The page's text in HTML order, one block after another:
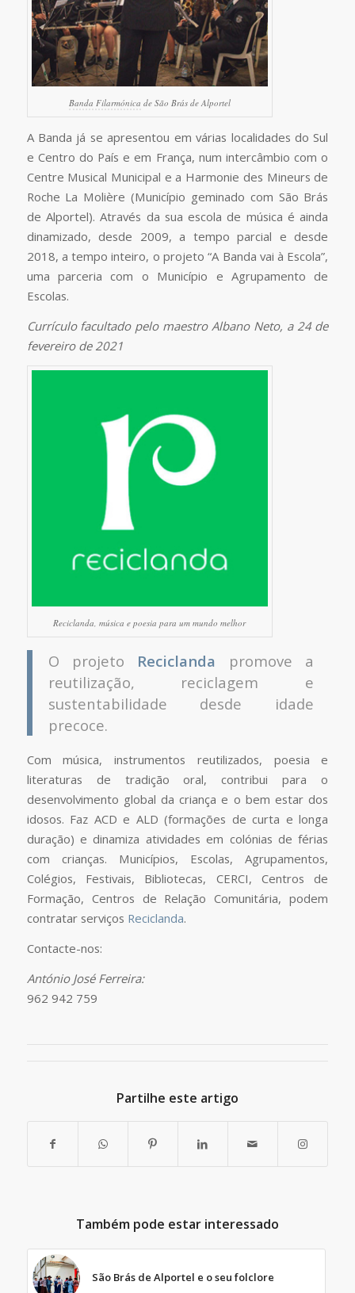
Banda Filarmónica de São Brás de Alportel
A Banda já se apresentou em várias localidades do Sul
e Centro do País e em França, num intercâmbio com o
Centre Musical Municipal e a Harmonie des Mineurs de
Roche La Molière (Município geminado com São Brás
de Alportel). Através da sua escola de música é ainda
dinamizado, desde 2009, a tempo parcial e desde
2018, a tempo inteiro, o projeto “A Banda vai à Escola”,
uma parceria com o Município e Agrupamento de
Escolas.
Currículo facultado pelo maestro Albano Neto, a 24 de
fevereiro de 2021
Reciclanda, música e poesia para um mundo melhor
O projeto Reciclanda promove a
reutilização, reciclagem e
sustentabilidade desde idade
precoce.
Com música, instrumentos reutilizados, poesia e
literaturas de tradição oral, contribui para o
desenvolvimento global da criança e o bem estar dos
idosos. Faz ACD e ALD (formações de curta e longa
duração) e dinamiza atividades em colónias de férias
com crianças. Municípios, Escolas, Agrupamentos,
Colégios, Festivais, Bibliotecas, CERCI, Centros de
Formação, Centros de Relação Comunitária, podem
contratar serviços Reciclanda.
Contacte-nos:
António José Ferreira:
962 942 759
Partilhe este artigo
Também pode estar interessado
São Brás de Alportel e o seu folclore